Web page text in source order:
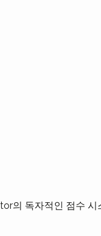
의 독자적인 점수 시